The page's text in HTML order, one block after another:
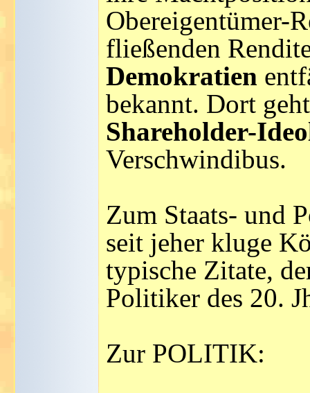
Obereigentümer-
fließenden
Demokratien
bekannt. Dort
Shareholder-
Verschwindibus.
Zum Staats- und
seit jeher kluge
typische Zitate,
Politiker des 20.
Zur POLITIK: